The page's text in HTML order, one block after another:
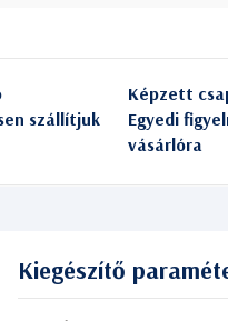
szállítjuk
Képzett
Egyedi
vásárlóra
Kiegészítő